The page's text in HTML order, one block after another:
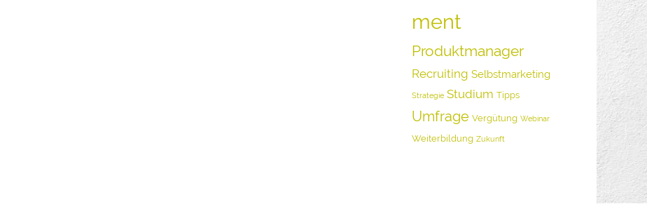
ment
Produktmanager
Recruiting Selbstmarketing
Strategie Studium Tipps
Umfrage Vergütung Webinar
Weiterbildung Zukunft